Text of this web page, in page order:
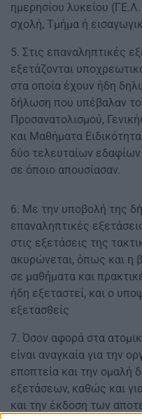
ημερησίου λυκείου
σχολή, Τμήμα ή
5. Στις επαναληπτικές
εξετάζονται
στα οποία έχουν ήδη
δήλωση που υπέβαλαν
Προσανατολισμού,
και Μαθήματα
δύο τελευταίων
σε όποιο απουσίασαν.
6. Με την υποβολή της
επαναληπτικές
στις εξετάσεις της
ακυρώνεται, όπως και η
σε μαθήματα και
ήδη εξεταστεί, και ο
εξετασθείς
7. Όσον αφορά στα
είναι αναγκαία για την
εποπτεία και την ομαλή
εξετάσεων, καθώς και
και την έκδοση των